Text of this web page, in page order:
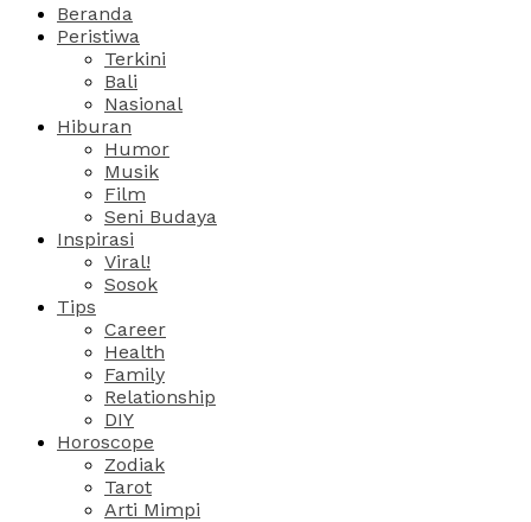
Beranda
Peristiwa
Terkini
Bali
Nasional
Hiburan
Humor
Musik
Film
Seni Budaya
Inspirasi
Viral!
Sosok
Tips
Career
Health
Family
Relationship
DIY
Horoscope
Zodiak
Tarot
Arti Mimpi